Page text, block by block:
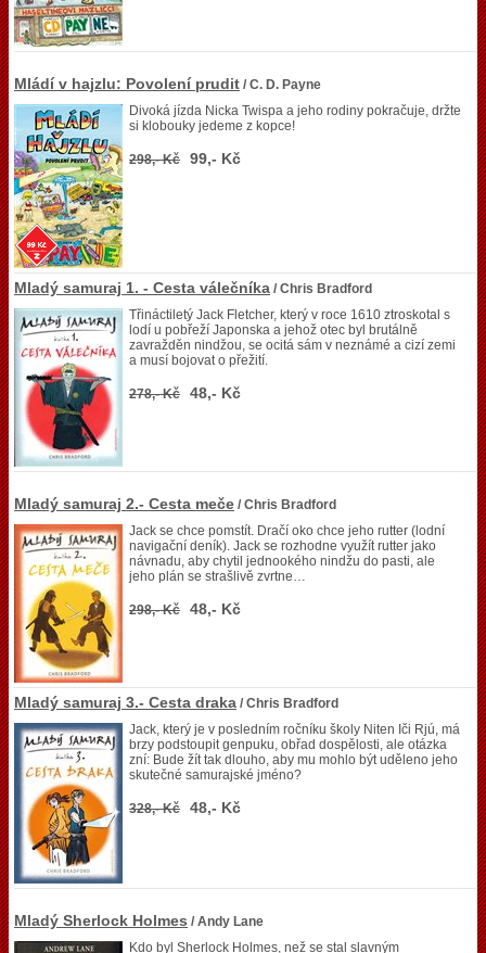
Mládí v hajzlu: Povolení prudit / C. D. Payne
Divoká jízda Nicka Twispa a jeho rodiny pokračuje, držte
si klobouky jedeme z kopce!
298,- Kč 99,- Kč
Mladý samuraj 1. - Cesta válečníka / Chris Bradford
Třináctiletý Jack Fletcher, který v roce 1610 ztroskotal s
lodí u pobřeží Japonska a jehož otec byl brutálně
zavražděn nindžou, se ocitá sám v neznámé a cizí zemi
a musí bojovat o přežití.
278,- Kč 48,- Kč
Mladý samuraj 2.- Cesta meče / Chris Bradford
Jack se chce pomstít. Dračí oko chce jeho rutter (lodní
navigační deník). Jack se rozhodne využít rutter jako
návnadu, aby chytil jednookého nindžu do pasti, ale
jeho plán se strašlivě zvrtne…
298,- Kč 48,- Kč
Mladý samuraj 3.- Cesta draka / Chris Bradford
Jack, který je v posledním ročníku školy Niten Iči Rjú, má
brzy podstoupit genpuku, obřad dospělosti, ale otázka
zní: Bude žít tak dlouho, aby mu mohlo být uděleno jeho
skutečné samurajské jméno?
328,- Kč 48,- Kč
Mladý Sherlock Holmes / Andy Lane
Kdo byl Sherlock Holmes, než se stal slavným